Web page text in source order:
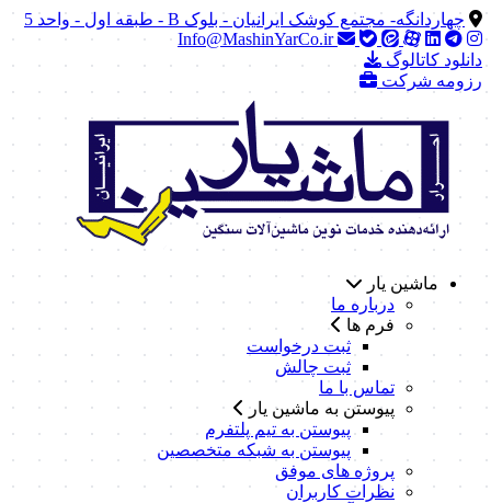
چهاردانگه- مجتمع کوشک ایرانیان - بلوک B - طبقه اول - واحد 5
Info@MashinYarCo.ir
دانلود کاتالوگ
رزومه شرکت
ماشین یار
درباره ما
فرم ها
ثبت درخواست
ثبت چالش
تماس با ما
پیوستن به ماشین یار
پیوستن به تیم پلتفرم
پیوستن به شبکه متخصصین
پروژه های موفق
نظرات کاربران